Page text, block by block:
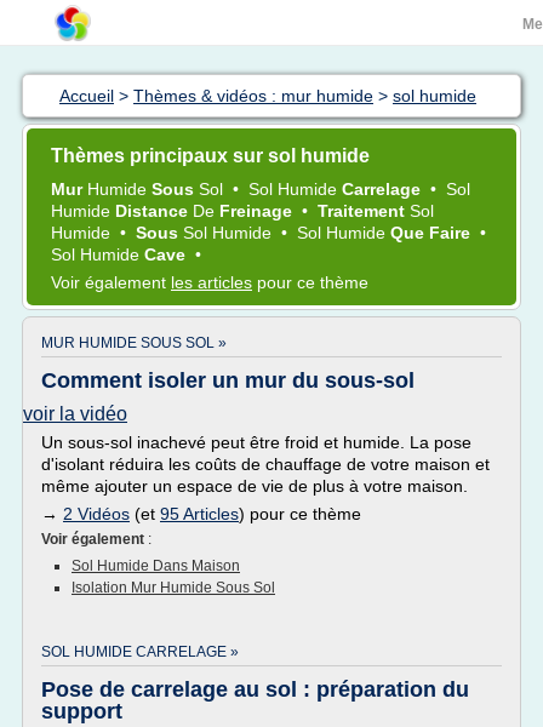
Accueil > Thèmes & vidéos : mur humide > sol humide
Thèmes principaux sur sol humide
Mur Humide Sous Sol • Sol Humide Carrelage • Sol
Humide Distance De Freinage • Traitement Sol
Humide • Sous Sol Humide • Sol Humide Que Faire •
Sol Humide Cave •
Voir également les articles pour ce thème
MUR HUMIDE SOUS SOL »
Comment isoler un mur du sous-sol
voir la vidéo
Un sous-sol inachevé peut être froid et humide. La pose
d'isolant réduira les coûts de chauffage de votre maison et
même ajouter un espace de vie de plus à votre maison.
→ 2 Vidéos (et 95 Articles) pour ce thème
Voir également :
Sol Humide Dans Maison
Isolation Mur Humide Sous Sol
SOL HUMIDE CARRELAGE »
Pose de carrelage au sol : préparation du
support